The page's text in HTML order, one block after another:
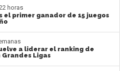
horas
el primer ganador de 15 juegos
a liderar el ranking de
Ligas